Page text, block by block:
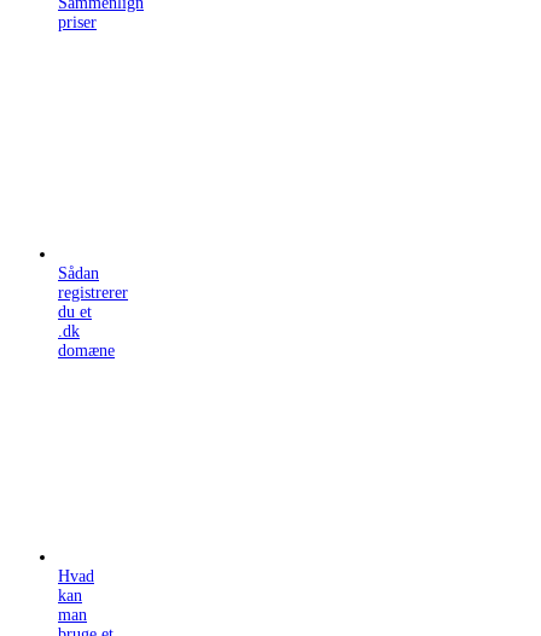
priser
Sådan
registrerer
du et
.dk
domæne
Hvad
kan
man